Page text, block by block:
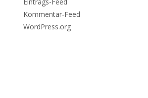
Kommentar-Feed
WordPress.org